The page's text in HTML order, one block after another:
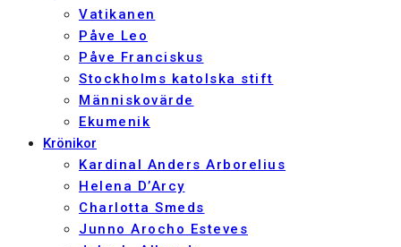
Vatikanen
Påve Leo
Påve Franciskus
Stockholms katolska stift
Människovärde
Ekumenik
Krönikor
Kardinal Anders Arborelius
Helena D’Arcy
Charlotta Smeds
Junno Arocho Esteves